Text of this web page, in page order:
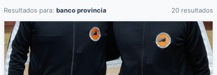
Resultados para: banco provincia 20 resultados